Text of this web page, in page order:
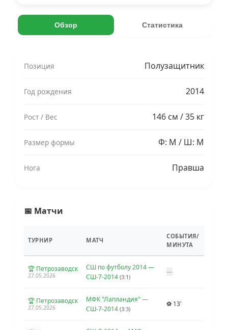
Обзор Статистика
Позиция Полузащитник
Год рождения 2014
Рост / Вес 146 см / 35 кг
Размер формы Ф: M / Ш: M
Нога Правша
📅 Матчи
ТУРНИР МАТЧ
СОБЫТИЯ/
МИНУТА
🏆 Петрозаводск
27.05.2026
СШ по футболу 2014 —
СШ-7-2014 (3:1)
—
🏆 Петрозаводск
27.05.2026
МФК "Лапландия" —
СШ-7-2014 (3:3)
⚽ 13'